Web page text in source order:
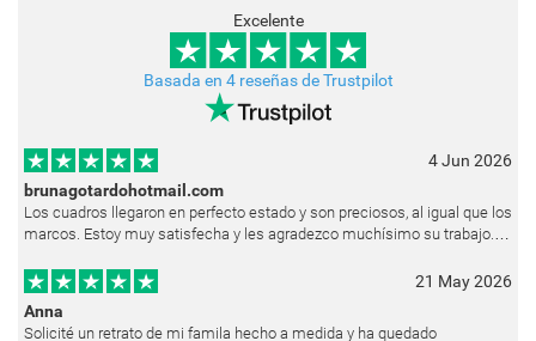
Excelente
Basada en 4 reseñas de Trustpilot
4 Jun 2026
brunagotardohotmail.com
Los cuadros llegaron en perfecto estado y son preciosos, al igual que los
marcos. Estoy muy satisfecha y les agradezco muchísimo su trabajo.
21 May 2026
Anna
Solicité un retrato de mi famila hecho a medida y ha quedado